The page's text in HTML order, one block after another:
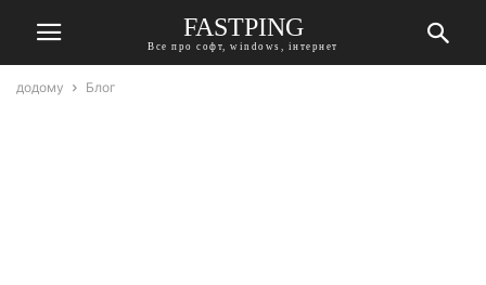
FASTPING
Все про софт, windows, інтернет
додому Блог